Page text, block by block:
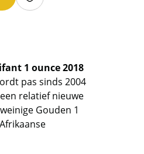
1 ounce 2018
pas sinds 2004
relatief nieuwe
Gouden 1